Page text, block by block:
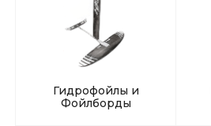
Гидрофойлы и
Фойлборды